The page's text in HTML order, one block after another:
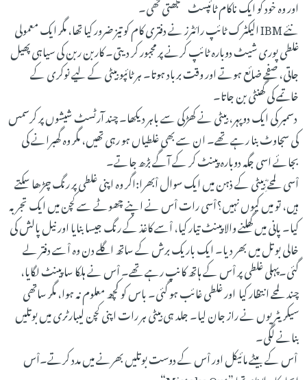
اور وہ خود کو ایک ناکام ٹائپسٹ سمجھتی تھی۔
نئے IBM الیکٹرک ٹائپ رائٹرز نے دفتری کام کو تیز ضرور کیا تھا، مگر ایک معمولی
غلطی پوری شیٹ دوبارہ ٹائپ کرنے پر مجبور کر دیتی۔ کاربن ربن کی سیاہی پھیل
جاتی، صفحے ضائع ہوتے اور وقت برباد ہوتا۔ ہر ٹائپو بِیٹی کے لیے نوکری کے
خاتمے کی گھنٹی بن جاتا۔
دسمبر کی ایک دوپہر، بِیٹی نے کھڑکی سے باہر دیکھا۔ چند آرٹسٹ شیشوں پر کرسمس
کی سجاوٹ بنا رہے تھے۔ ان سے بھی غلطیاں ہو رہی تھیں، مگر وہ گھبرانے کی
بجائے اسی جگہ دوبارہ پینٹ کر کے آگے بڑھ جاتے۔
اْسی لمحے ِؓبِیٹی کے ذہن میں ایک سوال اْبھرا:اگر وہ اپنی غلطی پر رنگ چڑھا سکتے
ہیں، تو میں کیوں نہیں؟اْسی رات اْس نے اپنے چھوٹے سے کچن میں ایک تجربہ
کیا۔ پانی میں گھلنے والا پینٹ تیار کیا، اْسے کاغذ کے رنگ جیسا بنایا اور نیل پالش کی
خالی بوتل میں بھر دیا۔ ایک باریک برش کے ساتھ اگلے دن وہ اْسے دفتر لے
گئی۔پہلی غلطی پر اْس کے ہاتھ کانپ رہے تھے۔ اْس نے ہلکا سا پینٹ لگایا،
چند لمحے انتظار کیا اور غلطی غائب ہو گئی۔ باس کو کچھ معلوم نہ ہوا، مگر ساتھی
سیکریٹریوں نے راز جان لیا۔ جلد ہی بِیٹی ہر رات اپنی کچن لیبارٹری میں بوتلیں
بنانے لگی۔
اْس کے بیٹے مائیکل اور اْس کے دوست بوتلیں بھرنے میں مدد کرتے۔اْس